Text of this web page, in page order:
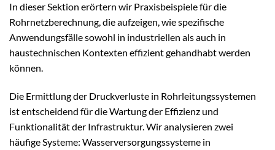
In dieser Sektion erörtern wir Praxisbeispiele für die
Rohrnetzberechnung, die aufzeigen, wie spezifische
Anwendungsfälle sowohl in industriellen als auch in
haustechnischen Kontexten effizient gehandhabt werden
können.
Die Ermittlung der Druckverluste in Rohrleitungssystemen
ist entscheidend für die Wartung der Effizienz und
Funktionalität der Infrastruktur. Wir analysieren zwei
häufige Systeme: Wasserversorgungssysteme in